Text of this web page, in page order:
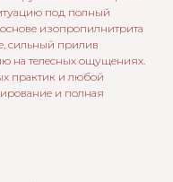
под полный
изопропилнитрита
сильный прилив
на телесных ощущениях.
практик и любой
и полная